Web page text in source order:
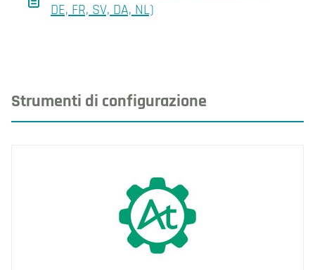
DE, FR, SV, DA, NL)
Strumenti di configurazione